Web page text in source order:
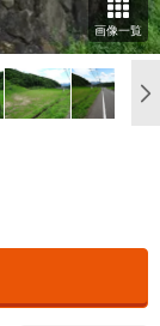
画像一覧